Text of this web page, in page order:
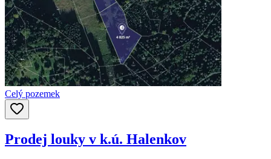
Celý pozemek
Prodej louky v k.ú. Halenkov